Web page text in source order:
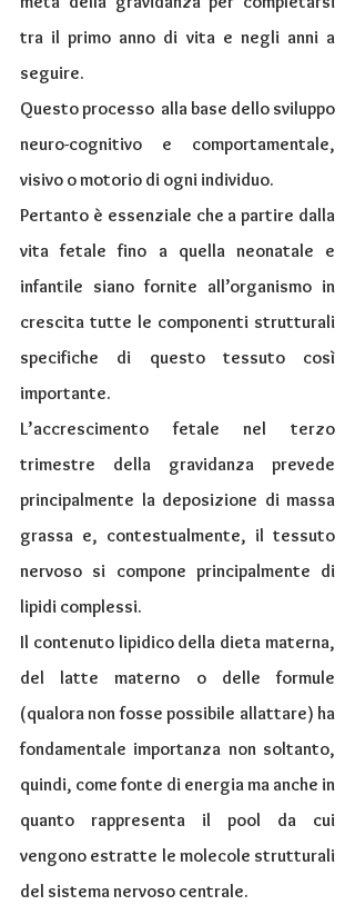
tra il primo anno di vita e negli anni a
seguire.
Questo processo  alla base dello sviluppo
neuro-cognitivo e comportamentale,
visivo o motorio di ogni individuo.
Pertanto è essenziale che a partire dalla
vita fetale fino a quella neonatale e
infantile siano fornite all’organismo in
crescita tutte le componenti strutturali
specifiche di questo tessuto così
importante.
L’accrescimento fetale nel terzo
trimestre della gravidanza prevede
principalmente la deposizione di massa
grassa e, contestualmente, il tessuto
nervoso si compone principalmente di
lipidi complessi.
Il contenuto lipidico della dieta materna,
del latte materno o delle formule
(qualora non fosse possibile allattare) ha
fondamentale importanza non soltanto,
quindi, come fonte di energia ma anche in
quanto rappresenta il pool da cui
vengono estratte le molecole strutturali
del sistema nervoso centrale.